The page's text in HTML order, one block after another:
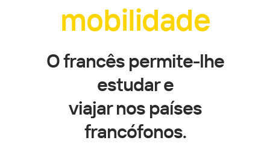
mobilidade
O francês permite-lhe
estudar e
viajar nos países
francófonos.